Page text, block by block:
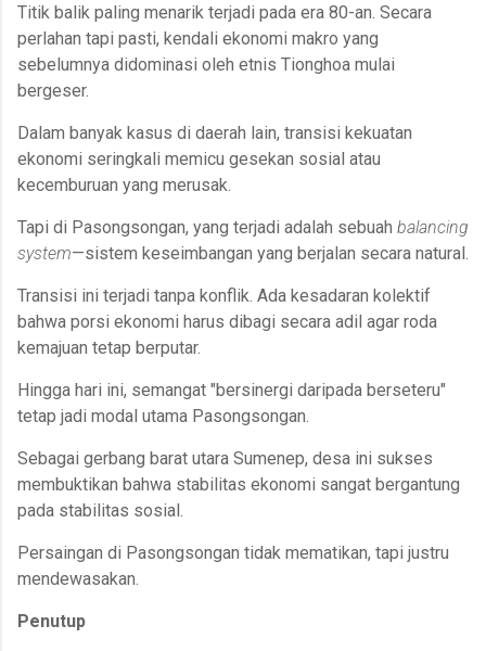
Titik balik paling menarik terjadi pada era 80-an. Secara
perlahan tapi pasti, kendali ekonomi makro yang
sebelumnya didominasi oleh etnis Tionghoa mulai
bergeser.
Dalam banyak kasus di daerah lain, transisi kekuatan
ekonomi seringkali memicu gesekan sosial atau
kecemburuan yang merusak.
Tapi di Pasongsongan, yang terjadi adalah sebuah balancing
system—sistem keseimbangan yang berjalan secara natural.
Transisi ini terjadi tanpa konflik. Ada kesadaran kolektif
bahwa porsi ekonomi harus dibagi secara adil agar roda
kemajuan tetap berputar.
Hingga hari ini, semangat "bersinergi daripada berseteru"
tetap jadi modal utama Pasongsongan.
Sebagai gerbang barat utara Sumenep, desa ini sukses
membuktikan bahwa stabilitas ekonomi sangat bergantung
pada stabilitas sosial.
Persaingan di Pasongsongan tidak mematikan, tapi justru
mendewasakan.
Penutup